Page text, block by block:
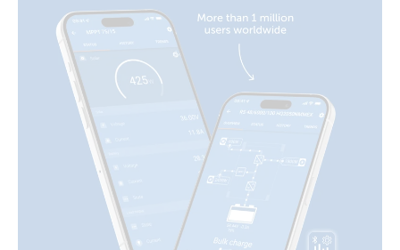
Wall mount enclosure for BMV or MPPT Control (side)
Wall mount enclosure for BMV or MPPT Control (with
BMV)